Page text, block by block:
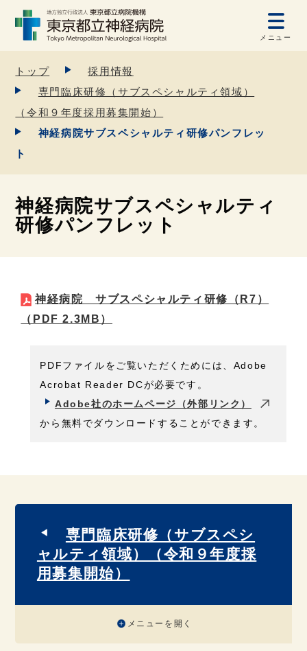
メニュー
トップ
採用情報
専門臨床研修（サブスペシャルティ領域）
（令和９年度採用募集開始）
神経病院サブスペシャルティ研修パンフレッ
ト
神経病院サブスペシャルティ
研修パンフレット
神経病院 サブスペシャルティ研修（R7）
（PDF 2.3MB）
PDFファイルをご覧いただくためには、Adobe
Acrobat Reader DCが必要です。
Adobe社のホームページ（外部リンク）
から無料でダウンロードすることができます。
専門臨床研修（サブスペシ
ャルティ領域）（令和９年度採
用募集開始）
メニューを開く